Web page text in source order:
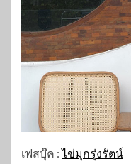
เฟสบุ๊ค :ไข่มุกรุ่งรัตน์